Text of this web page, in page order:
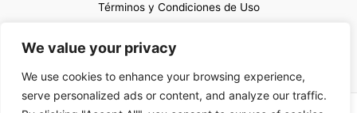
We value your privacy
We use cookies to enhance your browsing experience,
serve personalized ads or content, and analyze our traffic.
Términos y Condiciones de Uso